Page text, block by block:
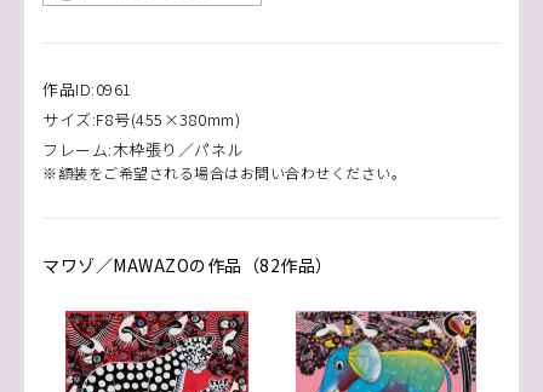
作品ID:0961
サイズ:F8号(455×380mm)
フレーム:木枠張り／パネル
※額装をご希望される場合はお問い合わせください。
マワゾ／MAWAZOの作品（82作品）